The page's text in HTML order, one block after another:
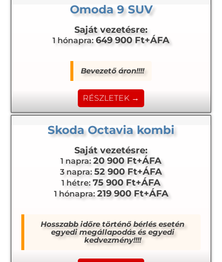
Omoda 9 SUV
Saját vezetésre:
1 hónapra: 649 900 Ft+ÁFA
Bevezető áron!!!!
RÉSZLETEK →
Skoda Octavia kombi
Saját vezetésre:
1 napra: 20 900 Ft+ÁFA
3 napra: 52 900 Ft+ÁFA
1 hétre: 75 900 Ft+ÁFA
1 hónapra: 219 900 Ft+ÁFA
Hosszabb időre történő bérlés esetén
egyedi megállapodás és egyedi
kedvezmény!!!!